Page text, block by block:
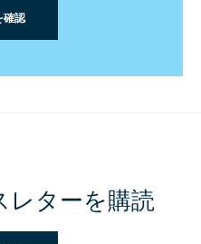
確認
レターを購読